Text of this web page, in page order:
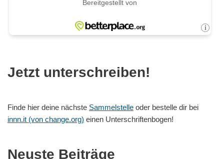
Jetzt unterschreiben!
Finde hier deine nächste Sammelstelle oder bestelle dir bei
innn.it (von change.org) einen Unterschriftenbogen!
Neuste Beiträge